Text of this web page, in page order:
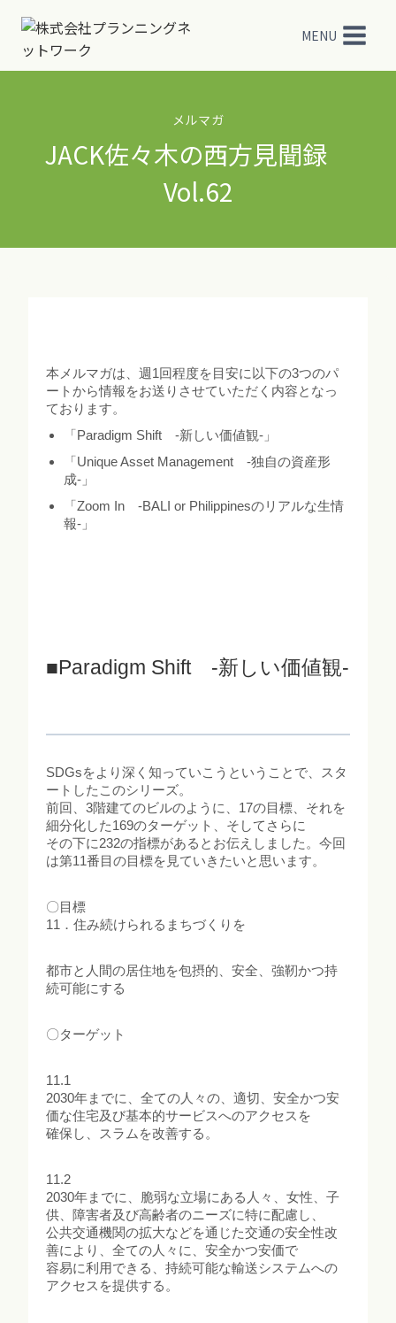
ス
MENU
メルマガ
JACK佐々木の西方見聞録
Vol.62
本メルマガは、週1回程度を目安に以下の3つのパ
ートから情報をお送りさせていただく内容となっ
ております。
「Paradigm Shift -新しい価値観-」
「Unique Asset Management -独自の資産形
成-」
「Zoom In -BALI or Philippinesのリアルな生情
報-」
■Paradigm Shift -新しい価値観-
SDGsをより深く知っていこうということで、スタ
ートしたこのシリーズ。
前回、3階建てのビルのように、17の目標、それを
細分化した169のターゲット、そしてさらに
その下に232の指標があるとお伝えしました。今回
は第11番目の目標を見ていきたいと思います。
〇目標
11．住み続けられるまちづくりを
都市と人間の居住地を包摂的、安全、強靭かつ持
続可能にする
〇ターゲット
11.1
2030年までに、全ての人々の、適切、安全かつ安
価な住宅及び基本的サービスへのアクセスを
確保し、スラムを改善する。
11.2
2030年までに、脆弱な立場にある人々、女性、子
供、障害者及び高齢者のニーズに特に配慮し、
公共交通機関の拡大などを通じた交通の安全性改
善により、全ての人々に、安全かつ安価で
容易に利用できる、持続可能な輸送システムへの
アクセスを提供する。